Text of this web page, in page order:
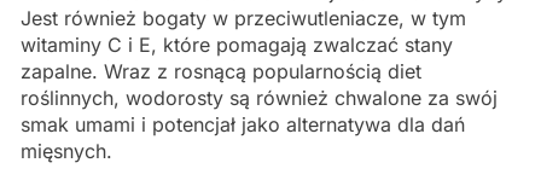
Jest również bogaty w przeciwutleniacze, w tym
witaminy C i E, które pomagają zwalczać stany
zapalne. Wraz z rosnącą popularnością diet
roślinnych, wodorosty są również chwalone za swój
smak umami i potencjał jako alternatywa dla dań
mięsnych.